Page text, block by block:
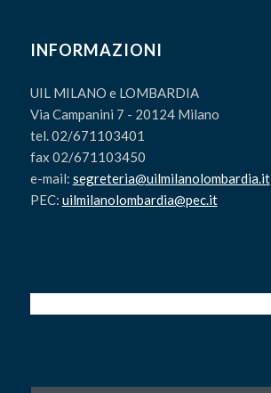
INFORMAZIONI
UIL MILANO e LOMBARDIA
Via Campanini 7 - 20124 Milano
tel. 02/671103401
fax 02/671103450
e-mail: segreteria@uilmilanolombardia.it
PEC: uilmilanolombardia@pec.it